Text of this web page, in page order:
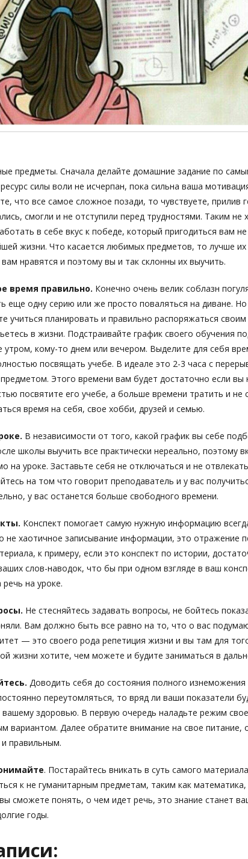
предметы. Сначала делайте домашние задание по
силы воли не исчерпан, пока сильна ваша
что все самое сложное позади, то чувствуете, прилив
смогли и не отступили перед трудностями. Таким не
в себе вкус к победе, который пригодиться вам
жизни. Что касается любимых предметов, то лучше их
нравятся и поэтому вы и так склонны их выучить.
время правильно. Конечно очень велик соблазн
еще одну серию или же просто поваляться на диване.
учиться планировать и правильно распоряжаться
в жизни. Подстраивайте график своего обучения
утром, кому-то днем или вечером. Выделите для себя
посвящать учебе. В идеале это 2-3 часа с
Этого времени вам будет достаточно если вы
посвятите его учебе, а больше времени тратить и не
время на себя, свое хобби, друзей и семью.
В независимости от того, какой график вы себе
школы выучить все практически нереально, поэтому
на уроке. Заставьте себя не отключаться и не
на том что говорит преподаватель и у вас
у вас останется больше свободного времени.
Конспект помогает самую нужную информацию
не хаотичное записывание информации, это отражение
к примеру, если это конспект по истории,
слов-наводок, что бы при одном взгляде в ваш
на уроке.
Не стесняйтесь задавать вопросы, не бойтесь
Вам должно быть все равно на то, что о вас
— это своего рода репетиция жизни и вы там для
жизни хотите, чем можете и будите заниматься в
Доводить себя до состояния полного изнеможения
переутомляться, то вряд ли ваши показатели
здоровью. В первую очередь наладьте режим
вариантом. Далее обратите внимание на свое питание,
правильным.
. Постарайтесь вникать в суть самого
к не гуманитарным предметам, таким как
сможете понять, о чем идет речь, это знание станет
годы.